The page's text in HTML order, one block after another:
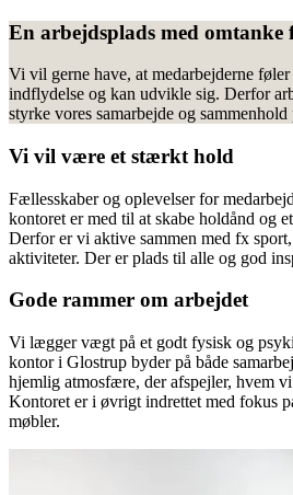
En arbejdsplads med omtanke
Vi vil gerne have, at medarbejderne
indflydelse og kan udvikle sig. Derfor
styrke vores samarbejde og
Vi vil være et stærkt hold
Fællesskaber og oplevelser for
kontoret er med til at skabe holdånd og
Derfor er vi aktive sammen med fx
aktiviteter. Der er plads til alle og god
Gode rammer om arbejdet
Vi lægger vægt på et godt fysisk og
kontor i Glostrup byder på både
hjemlig atmosfære, der afspejler, hvem
Kontoret er i øvrigt indrettet med fokus
møbler.